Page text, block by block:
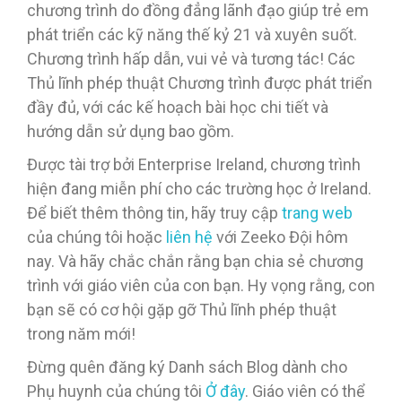
chương trình do đồng đẳng lãnh đạo giúp trẻ em
phát triển các kỹ năng thế kỷ 21 và xuyên suốt.
Chương trình hấp dẫn, vui vẻ và tương tác! Các
Thủ lĩnh phép thuật Chương trình được phát triển
đầy đủ, với các kế hoạch bài học chi tiết và
hướng dẫn sử dụng bao gồm.
Được tài trợ bởi Enterprise Ireland, chương trình
hiện đang miễn phí cho các trường học ở Ireland.
Để biết thêm thông tin, hãy truy cập trang web
của chúng tôi hoặc liên hệ với Zeeko Đội hôm
nay. Và hãy chắc chắn rằng bạn chia sẻ chương
trình với giáo viên của con bạn. Hy vọng rằng, con
bạn sẽ có cơ hội gặp gỡ Thủ lĩnh phép thuật
trong năm mới!
Đừng quên đăng ký Danh sách Blog dành cho
Phụ huynh của chúng tôi Ở đây. Giáo viên có thể